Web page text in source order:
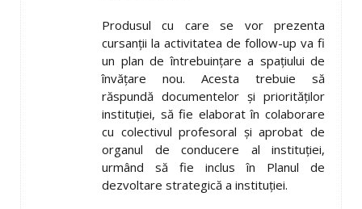
Produsul cu care se vor prezenta
cursanții la activitatea de follow-up va fi
un plan de întrebuințare a spațiului de
învățare nou. Acesta trebuie să
răspundă documentelor și priorităților
instituției, să fie elaborat în colaborare
cu colectivul profesoral și aprobat de
organul de conducere al instituției,
urmând să fie inclus în Planul de
dezvoltare strategică a instituției.